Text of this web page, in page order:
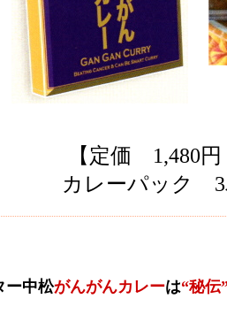
【定価 1,480円
カレーパック 3
ー中松がんがんカレーは“秘伝